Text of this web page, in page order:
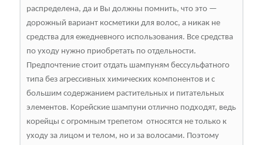
распределена, да и Вы должны помнить, что это —
дорожный вариант косметики для волос, а никак не
средства для ежедневного использования. Все средства
по уходу нужно приобретать по отдельности.
Предпочтение стоит отдать шампуням бессульфатного
типа без агрессивных химических компонентов и с
большим содержанием растительных и питательных
элементов. Корейские шампуни отлично подходят, ведь
корейцы с огромным трепетом относятся не только к
уходу за лицом и телом, но и за волосами. Поэтому